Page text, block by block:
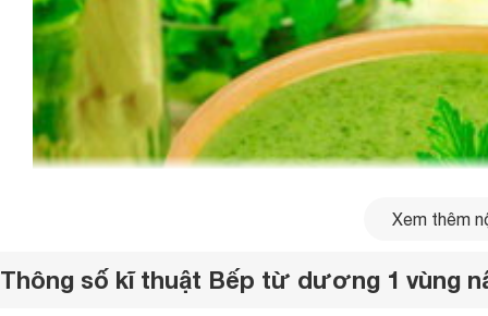
Xem thêm
Thông số kĩ thuật Bếp từ dương 1 vùng